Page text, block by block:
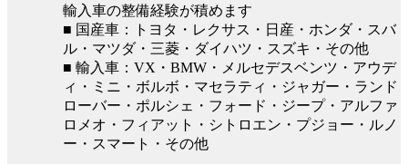
輸入車の整備経験が積めます
■ 国産車：トヨタ・レクサス・日産・ホンダ・スバ
ル・マツダ・三菱・ダイハツ・スズキ・その他
■ 輸入車：VX・BMW・メルセデスベンツ・アウデ
ィ・ミニ・ボルボ・マセラティ・ジャガー・ランド
ローバー・ポルシェ・フォード・ジープ・アルファ
ロメオ・フィアット・シトロエン・プジョー・ルノ
ー・スマート・その他